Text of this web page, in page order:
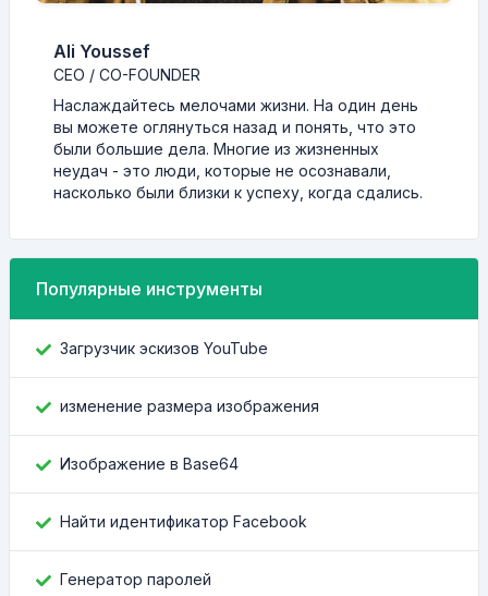
Ali Youssef
CEO / CO-FOUNDER
Наслаждайтесь мелочами жизни. На один день
вы можете оглянуться назад и понять, что это
были большие дела. Многие из жизненных
неудач - это люди, которые не осознавали,
насколько были близки к успеху, когда сдались.
Популярные инструменты
Загрузчик эскизов YouTube
изменение размера изображения
Изображение в Base64
Найти идентификатор Facebook
Генератор паролей